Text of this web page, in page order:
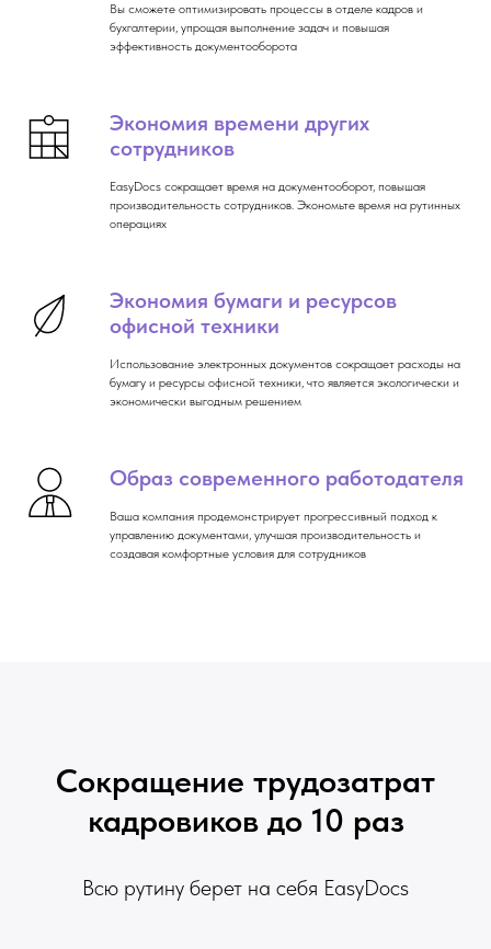
Вы сможете оптимизировать процессы в отделе кадров и
бухгалтерии, упрощая выполнение задач и повышая
эффективность документооборота
Экономия времени других
сотрудников
EasyDocs сокращает время на документооборот, повышая
производительность сотрудников. Экономьте время на рутинных
операциях
Экономия бумаги и ресурсов
офисной техники
Использование электронных документов сокращает расходы на
бумагу и ресурсы офисной техники, что является экологически и
экономически выгодным решением
Образ современного работодателя
Ваша компания продемонстрирует прогрессивный подход к
управлению документами, улучшая производительность и
создавая комфортные условия для сотрудников
Сокращение трудозатрат
кадровиков до 10 раз
Всю рутину берет на себя EasyDocs